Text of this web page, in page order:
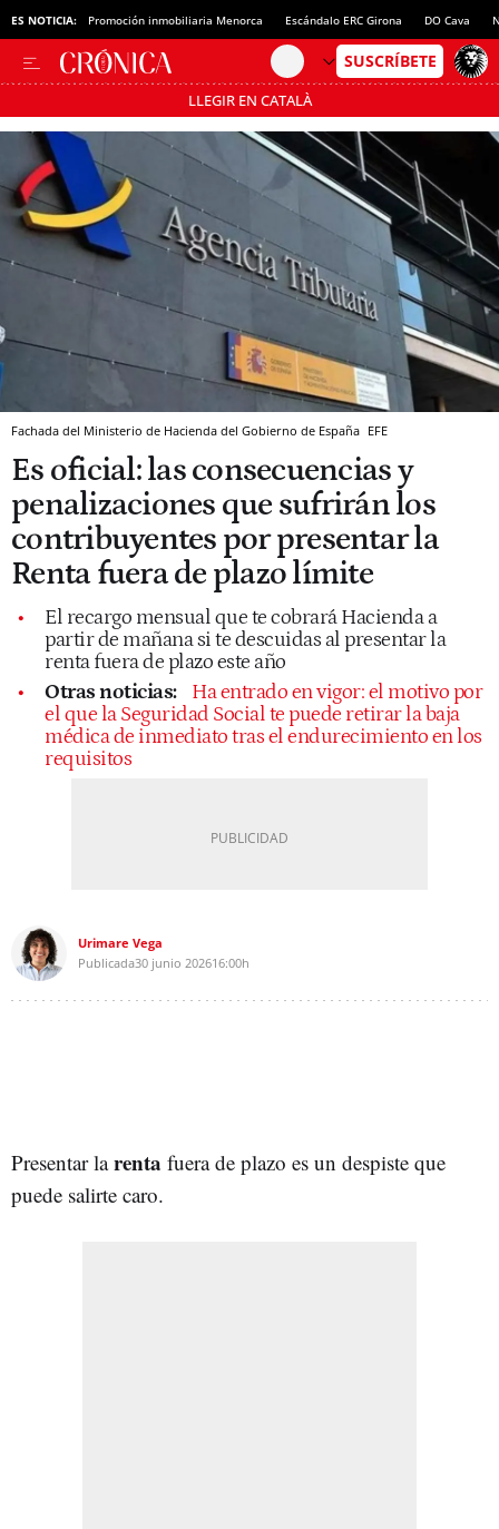
ES NOTICIA: Promoción inmobiliaria Menorca Escándalo ERC Girona DO Cava
LLEGIR EN CATALÀ
Pásate al MODO AHORRO
Fachada del Ministerio de Hacienda del Gobierno de España EFE
Es oficial: las consecuencias y
penalizaciones que sufrirán los
contribuyentes por presentar la
Renta fuera de plazo límite
El recargo mensual que te cobrará Hacienda a
partir de mañana si te descuidas al presentar la
renta fuera de plazo este año
Otras noticias:
Ha entrado en vigor: el motivo por
el que la Seguridad Social te puede retirar la baja
médica de inmediato tras el endurecimiento en los
requisitos
Urimare Vega
Publicada30 junio 202616:00h
Presentar larenta fuera de plazo es un despiste que
puede salirte caro.